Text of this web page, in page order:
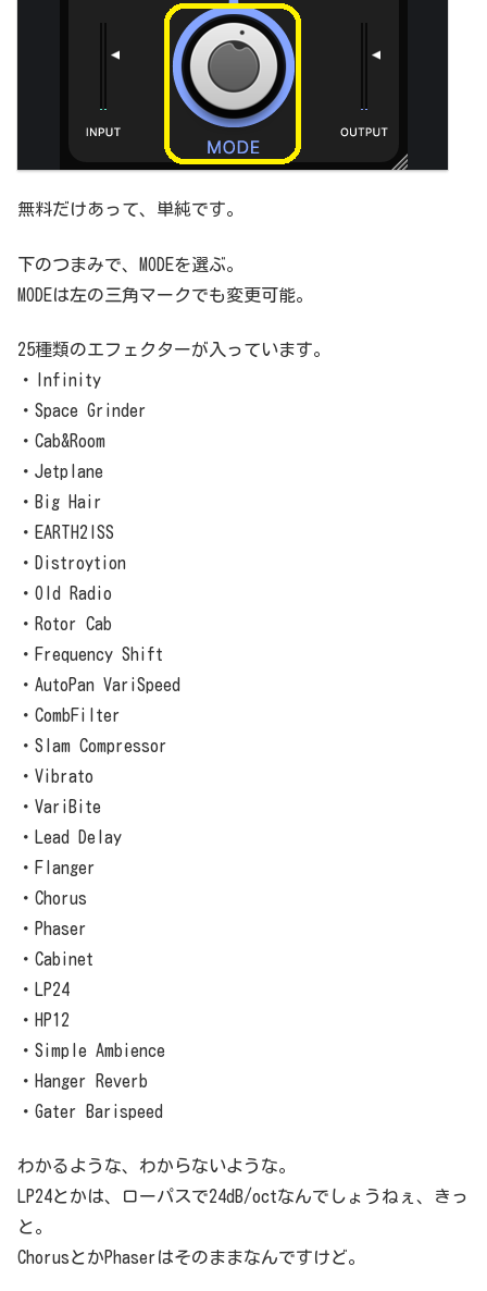
無料だけあって、単純です。
下のつまみで、MODEを選ぶ。
MODEは左の三角マークでも変更可能。
25種類のエフェクターが入っています。
・Infinity
・Space Grinder
・Cab&Room
・Jetplane
・Big Hair
・EARTH2ISS
・Distroytion
・Old Radio
・Rotor Cab
・Frequency Shift
・AutoPan VariSpeed
・CombFilter
・Slam Compressor
・Vibrato
・VariBite
・Lead Delay
・Flanger
・Chorus
・Phaser
・Cabinet
・LP24
・HP12
・Simple Ambience
・Hanger Reverb
・Gater Barispeed
わかるような、わからないような。
LP24とかは、ローパスで24dB/octなんでしょうねぇ、きっ
と。
ChorusとかPhaserはそのままなんですけど。